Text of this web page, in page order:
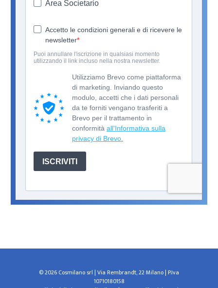
© 2026 Cosmilano srl | Via Rembrandt, 22 Milano | P.Iva
10710180158